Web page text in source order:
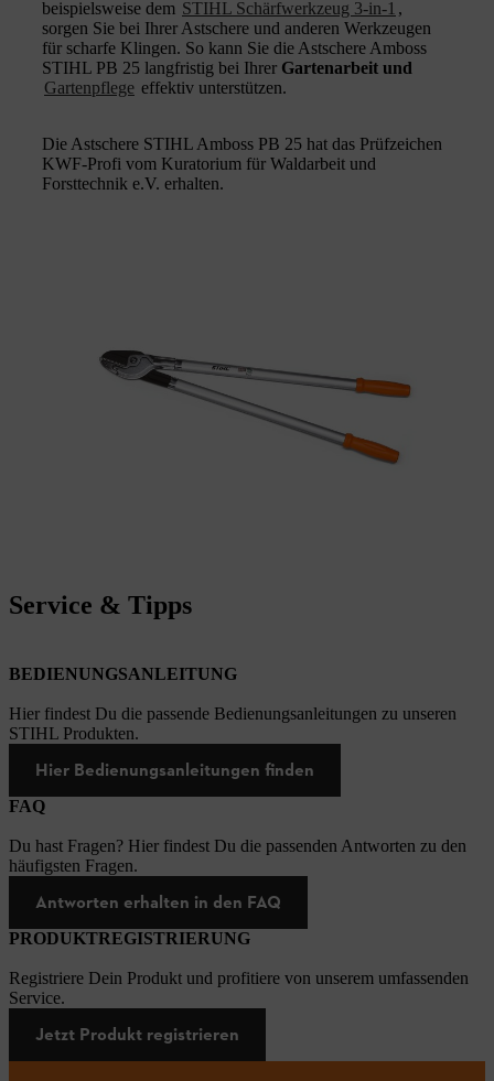
beispielsweise dem STIHL Schärfwerkzeug 3-in-1 ,
sorgen Sie bei Ihrer Astschere und anderen Werkzeugen
für scharfe Klingen. So kann Sie die Astschere Amboss
STIHL PB 25 langfristig bei Ihrer Gartenarbeit und
Gartenpflege effektiv unterstützen.
Die Astschere STIHL Amboss PB 25 hat das Prüfzeichen
KWF-Profi vom Kuratorium für Waldarbeit und
Forsttechnik e.V. erhalten.
Service & Tipps
BEDIENUNGSANLEITUNG
Hier findest Du die passende Bedienungsanleitungen zu unseren
STIHL Produkten.
Hier Bedienungsanleitungen finden
FAQ
Du hast Fragen? Hier findest Du die passenden Antworten zu den
häufigsten Fragen.
Antworten erhalten in den FAQ
PRODUKTREGISTRIERUNG
Registriere Dein Produkt und profitiere von unserem umfassenden
Service.
Jetzt Produkt registrieren